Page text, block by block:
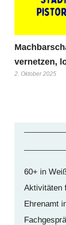
vernetzen,
2. Oktober 2025
60+ in
Aktivitäten
Ehrenamt